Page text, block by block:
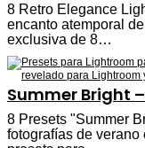
8 Retro Elegance
encanto atemporal
exclusiva de 8…
Summer Bright
8 Presets "Summer
fotografías de